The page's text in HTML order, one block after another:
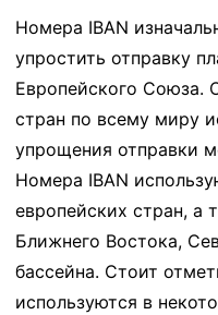
Номера IBAN
упростить отправку
Европейского Союза.
стран по всему миру
упрощения отправки
Номера IBAN
европейских стран, а
Ближнего Востока,
бассейна. Стоит
используются в